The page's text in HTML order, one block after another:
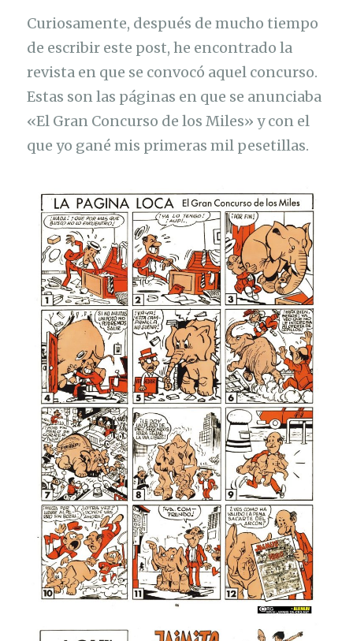
Curiosamente, después de mucho tiempo
de escribir este post, he encontrado la
revista en que se convocó aquel concurso.
Estas son las páginas en que se anunciaba
«El Gran Concurso de los Miles» y con el
que yo gané mis primeras mil pesetillas.